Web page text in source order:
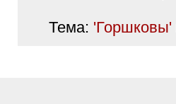
Тема: 'Горшковы'